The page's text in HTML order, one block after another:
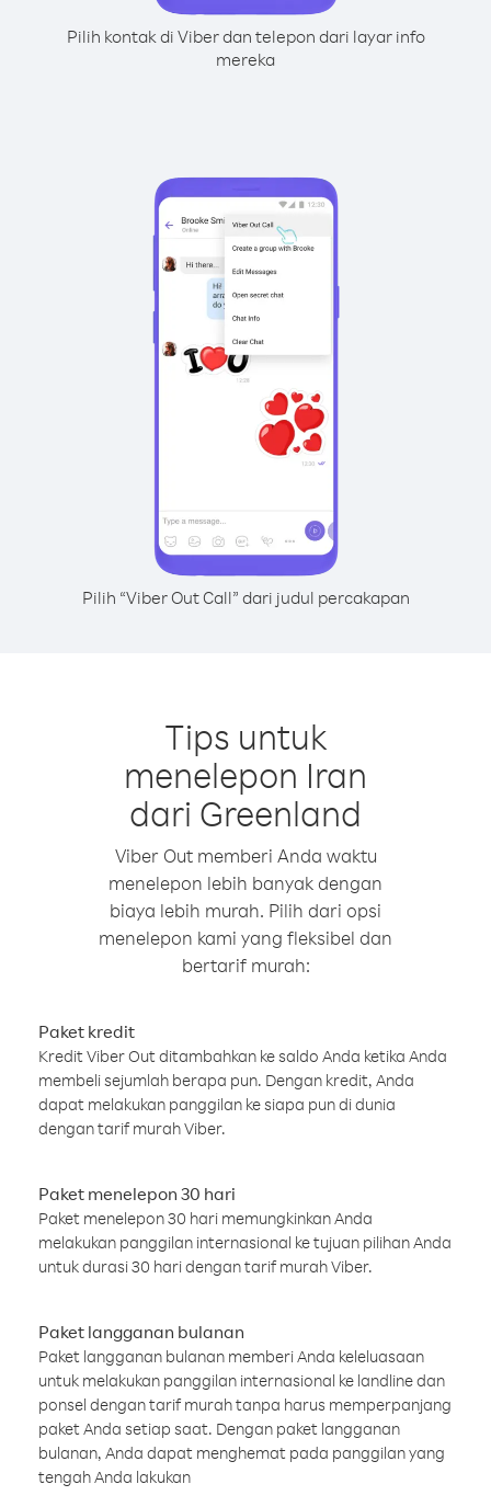
Pilih kontak di Viber dan telepon dari layar info
mereka
Pilih “Viber Out Call” dari judul percakapan
Tips untuk
menelepon Iran
dari Greenland
Viber Out memberi Anda waktu
menelepon lebih banyak dengan
biaya lebih murah. Pilih dari opsi
menelepon kami yang fleksibel dan
bertarif murah:
Paket kredit
Kredit Viber Out ditambahkan ke saldo Anda ketika Anda
membeli sejumlah berapa pun. Dengan kredit, Anda
dapat melakukan panggilan ke siapa pun di dunia
dengan tarif murah Viber.
Paket menelepon 30 hari
Paket menelepon 30 hari memungkinkan Anda
melakukan panggilan internasional ke tujuan pilihan Anda
untuk durasi 30 hari dengan tarif murah Viber.
Paket langganan bulanan
Paket langganan bulanan memberi Anda keleluasaan
untuk melakukan panggilan internasional ke landline dan
ponsel dengan tarif murah tanpa harus memperpanjang
paket Anda setiap saat. Dengan paket langganan
bulanan, Anda dapat menghemat pada panggilan yang
tengah Anda lakukan